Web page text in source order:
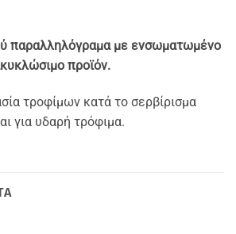
παραλληλόγραμα με ενσωματωμένο
προϊόν.
τροφίμων κατά το σερβίρισμα
για υδαρή τρόφιμα.